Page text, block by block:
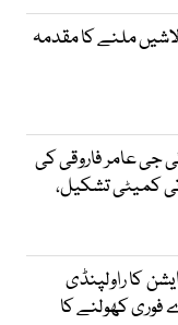
ملنے کا مقدمہ
جی عامر فاروقی کی
کمیٹی تشکیل،
کا راولپنڈی
فوری کھولنے کا